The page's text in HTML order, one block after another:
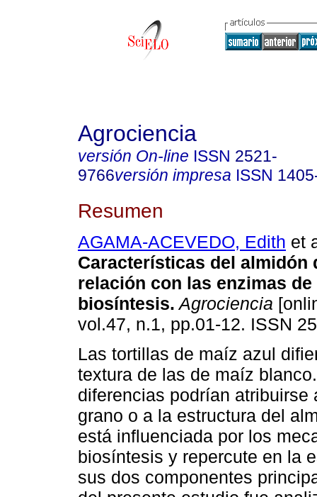
Agrociencia
versión On-line ISSN 2521-
9766versión impresa ISSN
Resumen
AGAMA-ACEVEDO, Edith et
Características del almidón
relación con las enzimas de
biosíntesis. Agrociencia
vol.47, n.1, pp.01-12. ISSN
Las tortillas de maíz azul
textura de las de maíz
diferencias podrían atribuirse
grano o a la estructura del
está influenciada por los
biosíntesis y repercute en la
sus dos componentes